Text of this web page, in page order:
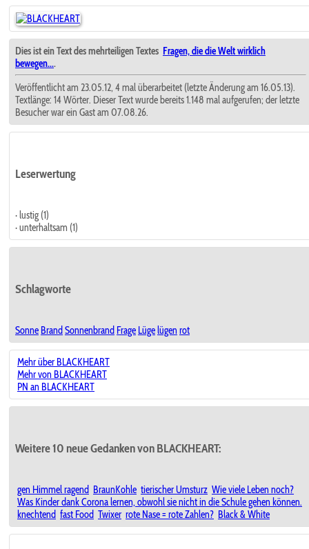
Dies ist ein Text des mehrteiligen Textes Fragen, die die Welt wirklich
bewegen....
Veröffentlicht am 23.05.12, 4 mal überarbeitet (letzte Änderung am 16.05.13).
Textlänge: 14 Wörter. Dieser Text wurde bereits 1.148 mal aufgerufen; der letzte
Besucher war ein Gast am 07.08.26.
Leserwertung
· lustig (1)
· unterhaltsam (1)
Schlagworte
Sonne Brand Sonnenbrand Frage Lügelügen rot
Mehr über BLACKHEART
Mehr von BLACKHEART
PN an BLACKHEART
Weitere 10 neue Gedanken von BLACKHEART:
gen Himmel ragend BraunKohle tierischer Umsturz Wie viele Leben noch?
Was Kinder dank Corona lernen, obwohl sie nicht in die Schule gehen können.
knechtend fast Food Twixer rote Nase = rote Zahlen? Black & White